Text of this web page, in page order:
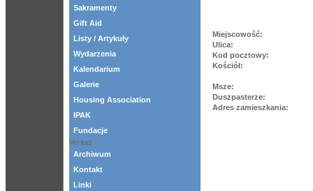
Sakramenty
Gift Aid
Listy / Artykuły
Wydarzenia
Kalendarium
Galerie
Housing Association
IPAK
Fundacje
Veritas
Archiwum
Kontakt
Linki
Miejscowość:
Ulica:
Kod pocztowy:
Kościół:
Msze:
Duszpasterze:
Adres zamieszkania: